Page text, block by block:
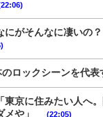
にがそんなに凄いの
ロックシーンを代表
東京に住みたい人へ
メや」
(22:05)